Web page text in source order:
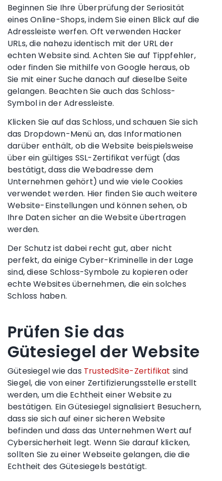
Beginnen Sie Ihre Überprüfung der Seriosität
eines Online-Shops, indem Sie einen Blick auf die
Adressleiste werfen. Oft verwenden Hacker
URLs, die nahezu identisch mit der URL der
echten Website sind. Achten Sie auf Tippfehler,
oder finden Sie mithilfe von Google heraus, ob
Sie mit einer Suche danach auf dieselbe Seite
gelangen. Beachten Sie auch das Schloss-
Symbol in derAdressleiste.
Klicken Sie auf dasSchloss,und schauen Sie sich
das Dropdown-Menü an, das Informationen
darüber enthält, ob die Website beispielsweise
über ein gültiges SSL-Zertifikat verfügt (das
bestätigt, dass dieWebadresse dem
Unternehmen gehört) und wie viele Cookies
verwendet werden. Hier finden Sie auch weitere
Website-Einstellungen und können sehen, ob
Ihre Daten sicher an die Website übertragen
werden.
Der Schutz ist dabei recht gut, aber nicht
perfekt, da einige Cyber-Kriminelle in der Lage
sind, diese Schloss-Symbole zu kopieren oder
echte Websites übernehmen, die ein solches
Schloss haben.
Prüfen Sie das
Gütesiegel der Website
Gütesiegel wie das TrustedSite-Zertifikat sind
Siegel, die von einer Zertifizierungsstelle erstellt
werden, um die Echtheit einer Website zu
bestätigen. Ein Gütesiegel signalisiert Besuchern,
dass sie sich auf einer sicheren Website
befinden und dass das Unternehmen Wert auf
Cybersicherheit legt. Wenn Sie darauf klicken,
sollten Sie zu einer Webseite gelangen, die die
Echtheit des Gütesiegels bestätigt.